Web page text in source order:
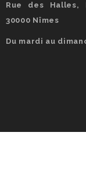
Rue des Halles,
30000 Nîmes
Du mardi au